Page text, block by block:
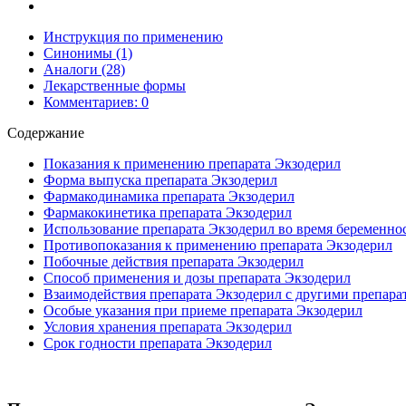
Инструкция по применению
Синонимы (1)
Аналоги (28)
Лекарственные формы
Комментариев: 0
Содержание
Показания к применению препарата Экзодерил
Форма выпуска препарата Экзодерил
Фармакодинамика препарата Экзодерил
Фармакокинетика препарата Экзодерил
Использование препарата Экзодерил во время
Противопоказания к применению препарата Экзодерил
Побочные действия препарата Экзодерил
Способ применения и дозы препарата Экзодерил
Взаимодействия препарата Экзодерил с другими
Особые указания при приеме препарата Экзодерил
Условия хранения препарата Экзодерил
Срок годности препарата Экзодерил